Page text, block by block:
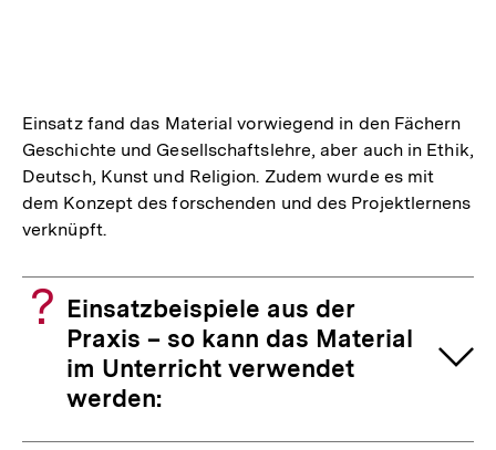
Einsatz fand das Material vorwiegend in den Fächern
Geschichte und Gesellschaftslehre, aber auch in Ethik,
Deutsch, Kunst und Religion. Zudem wurde es mit
dem Konzept des forschenden und des Projektlernens
verknüpft.
Einsatzbeispiele aus der
Praxis – so kann das Material
im Unterricht verwendet
werden: